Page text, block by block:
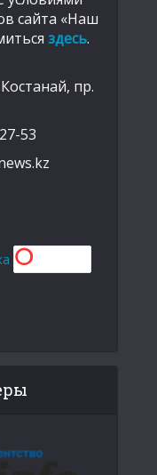
сайта «Наш
здесь.
пр.
53